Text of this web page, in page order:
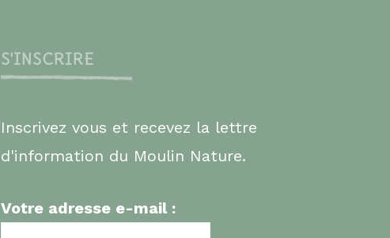
S'INSCRIRE
Inscrivez vous et recevez la lettre
d'information du Moulin Nature.
Votre adresse e-mail :